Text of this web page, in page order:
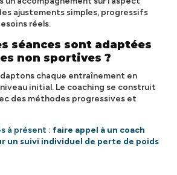
ajustements simples, progressifs
réels.
séances sont adaptées
non sportives ?
chaque entraînement en
initial. Le coaching se construit
des méthodes progressives et
à présent : faire appel à un coach
un suivi individuel de perte de poids